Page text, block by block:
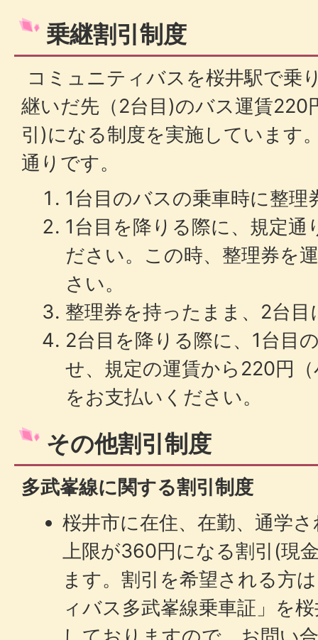
乗継割引制度
コミュニティバスを桜井駅で乗
継いだ先（2台目)のバス運賃220
引)になる制度を実施しています
通りです。
1台目のバスの乗車時に整
1台目を降りる際に、規定
ださい。この時、整理券を
さい。
整理券を持ったまま、2台
2台目を降りる際に、1台目
せ、規定の運賃から220円
をお支払いください。
その他割引制度
多武峯線に関する割引制度
桜井市に在住、在勤、通学
上限が360円になる割引(現
ます。割引を希望される方
ィバス多武峯線乗車証」を